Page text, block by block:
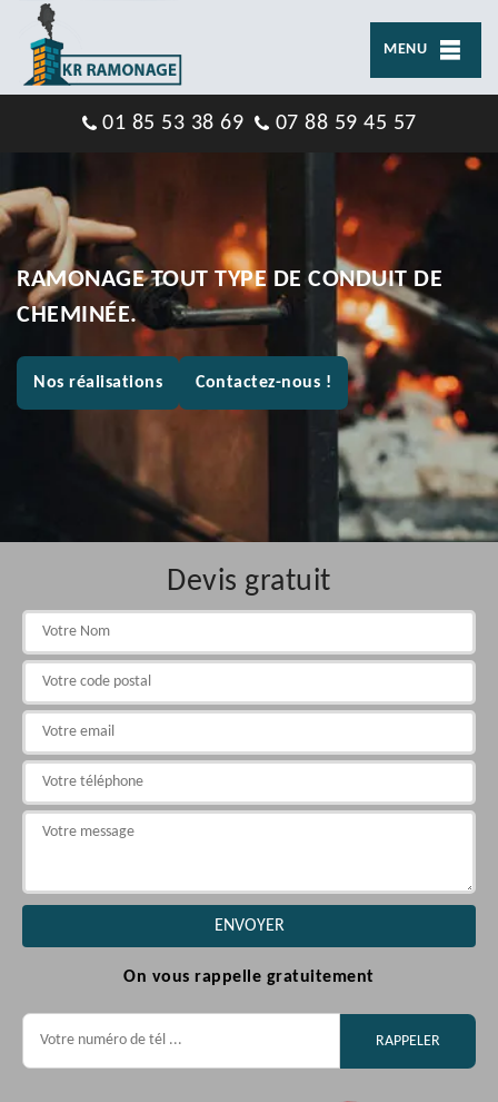
MENU
01 85 53 38 69 07 88 59 45 57
RAMONAGE TOUT TYPE DE CONDUIT DE
CHEMINÉE.
Nos réalisations Contactez-nous !
Devis gratuit
On vous rappelle gratuitement